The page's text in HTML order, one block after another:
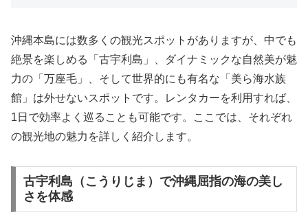
沖縄本島には数多くの観光スポットがありますが、中でも
絶景を楽しめる「古宇利島」、ダイナミックな自然美が魅
力の「万座毛」、そして世界的にも有名な「美ら海水族
館」は外せないスポットです。レンタカーを利用すれば、
1日で効率よく巡ることも可能です。ここでは、それぞれ
の観光地の魅力を詳しく紹介します。
古宇利島（こうりじま）で沖縄屈指の海の美し
さを体感